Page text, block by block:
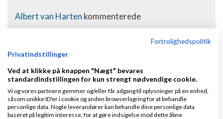
Albert van Harten kommenterede
Good old Stephen Covey og Simon Sinek ti...
Hvis du selv kunne bestem...
Albert van Harten
kommenterede
Good ol' Stephen Covey og Simon Sinek ti...
Fortrolighedspolitik
Privatindstillinger
Ved at klikke på knappen "Nægt" bevares
standardindstillingen for kun strengt nødvendige cookie.
Vi og vores partnere gemmer og/eller får adgang til oplysninger på en enhed,
såsom unikke ID'er i cookie og anden browserlagring for at behandle
personlige data. Nogle leverandører kan behandle dine personlige data
baseret på legitim interesse, for at gøre indsigelse mod dette åbne